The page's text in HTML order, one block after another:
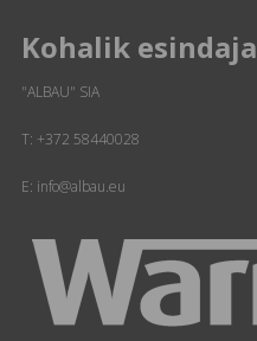
Kohalik esindaja
"ALBAU" SIA
T: +372 58440028
E: info@albau.eu